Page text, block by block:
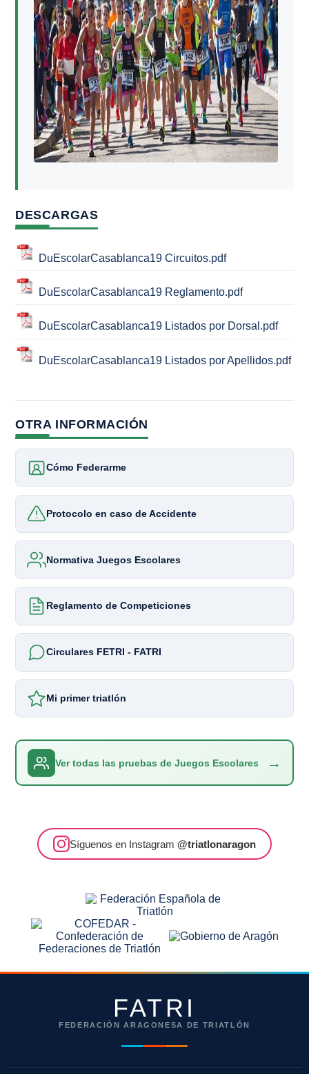
DESCARGAS
DuEscolarCasablanca19 Circuitos.pdf
DuEscolarCasablanca19 Reglamento.pdf
DuEscolarCasablanca19 Listados por Dorsal.pdf
DuEscolarCasablanca19 Listados por Apellidos.pdf
OTRA INFORMACIÓN
Cómo Federarme
Protocolo en caso de Accidente
Normativa Juegos Escolares
Reglamento de Competiciones
Circulares FETRI - FATRI
Mi primer triatlón
Ver todas las pruebas de Juegos Escolares →
Síguenos en Instagram @triatlonaragon
FATRI
FEDERACIÓN ARAGONESA DE TRIATLÓN